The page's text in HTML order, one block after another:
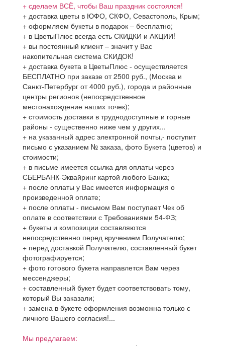
+ сделаем ВСЁ, чтобы Ваш праздник состоялся!
+ доставка цветы в ЮФО, СКФО, Севастополь, Крым;
+ оформляем букеты в подарок – бесплатно;
+ в ЦветыПлюс всегда есть СКИДКИ и АКЦИИ!
+ вы постоянный клиент – значит у Вас
накопительная система СКИДОК!
+ доставка букета в ЦветыПлюс - осуществляется
БЕСПЛАТНО при заказе от 2500 руб., (Москва и
Санкт-Петербург от 4000 руб.), города и районные
центры регионов (непосредственное
местонахождение наших точек);
+ стоимость доставки в труднодоступные и горные
районы - существенно ниже чем у других...
+ на указанный адрес электронной почты,- поступит
письмо с указанием № заказа, фото Букета (цветов) и
стоимости;
+ в письме имеется ссылка для оплаты через
СБЕРБАНК-Эквайринг картой любого Банка;
+ после оплаты у Вас имеется информация о
произведенной оплате;
+ после оплаты - письмом Вам поступает Чек об
оплате в соответствии с Требованиями 54-ФЗ;
+ букеты и композиции составляются
непосредственно перед вручением Получателю;
+ перед доставкой Получателю, составленный букет
фотографируется;
+ фото готового букета направлется Вам через
мессенджеры;
+ составленный букет будет соответствовать тому,
который Вы заказали;
+ замена в букете оформления возможна только с
личного Вашего согласия!...
Мы предлагаем: